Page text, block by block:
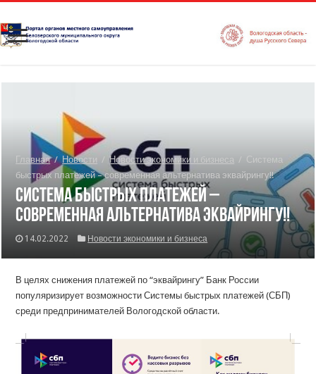
Главная / Новости / Новости экономики и бизнеса / Система
быстрых платежей – современная альтернатива эквайрингу!!
Система быстрых платежей –
современная альтернатива эквайрингу!!
14.02.2022 Новости экономики и бизнеса
В целях снижения платежей по “эквайрингу” Банк России
популяризирует возможности Системы быстрых платежей (СБП)
среди предпринимателей Вологодской области.